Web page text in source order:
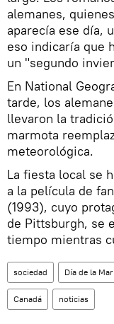
alemanes,
aparecía ese día,
eso indicaría que
un "segundo
En National
tarde, los
llevaron la
marmota
meteorológica.
La fiesta local se
a la película de
(1993), cuyo
de Pittsburgh, se
tiempo mientras
sociedad Día de la
Canadá noticias